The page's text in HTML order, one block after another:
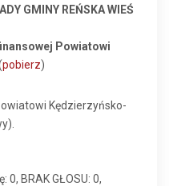
GMINY REŃSKA WIEŚ
Powiatowi
pobierz)
Kędzierzyńsko-
0, BRAK GŁOSU: 0,